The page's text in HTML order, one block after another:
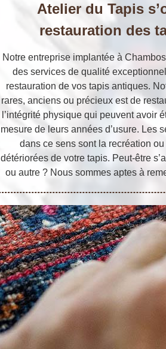
Atelier du Tapis
restauration des
Notre entreprise implantée à
des services de qualité
restauration de vos tapis antiques.
rares, anciens ou précieux est de
l’intégrité physique qui peuvent avoir
mesure de leurs années d’usure. Les
dans ce sens sont la recréation
détériorées de votre tapis. Peut-être
ou autre ? Nous sommes aptes à